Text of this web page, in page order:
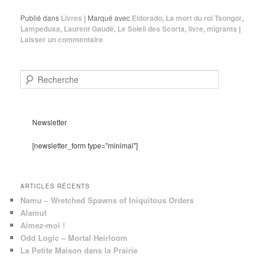
Publié dans Livres | Marqué avec Eldorado, La mort du roi Tsongor,
Lampedusa, Laurent Gaudé, Le Soleil des Scorta, livre, migrants |
Laisser un commentaire
e
Newsletter
[newsletter_form type="minimal"]
ARTICLES RÉCENTS
Namu – Wretched Spawns of Iniquitous Orders
Alamut
Aimez-moi !
Odd Logic – Mortal Heirloom
La Petite Maison dans la Prairie